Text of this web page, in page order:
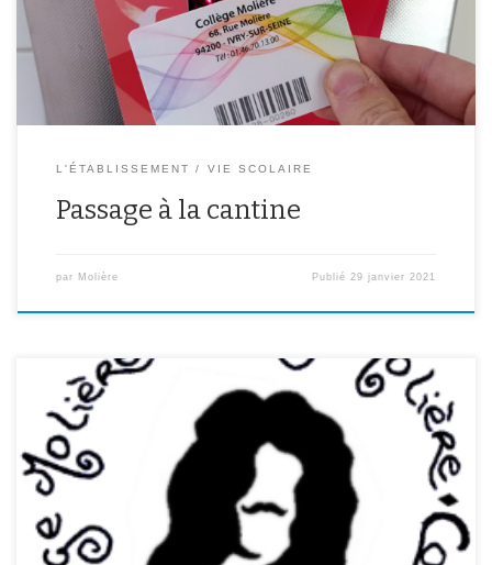
pensionnaires se verrons attribuer une carte à leur nom. Celle-ci
leur […]
L'ÉTABLISSEMENT VIE SCOLAIRE
Passage à la cantine
par Molière Publié 29 janvier 2021
Tous les demi-pensionnaires en 2017/2018 (sauf les 3èmes et les
NSA) doivent rapporter le dossier d’inscription à la DP pour
2018/2019 à l’intendance au plus vite. Les dossiers doivent
impérativement être rendus avant le 29/06. Les dossiers rendus
après cette date ne pourront pas bénéficier de l’aide du
département pour […]